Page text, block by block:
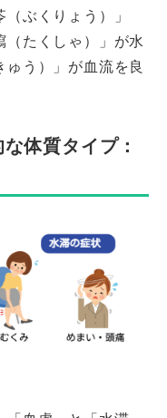
ぶくりょう）」
（たくしゃ）」が水
う）」が血流を良
体質タイプ：